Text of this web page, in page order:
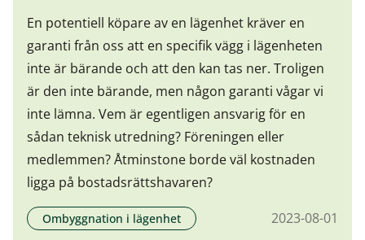
En potentiell köpare av en lägenhet kräver en
garanti från oss att en specifik vägg i lägenheten
inte är bärande och att den kan tas ner. Troligen
är den inte bärande, men någon garanti vågar vi
inte lämna. Vem är egentligen ansvarig för en
sådan teknisk utredning? Föreningen eller
medlemmen? Åtminstone borde väl kostnaden
ligga på bostadsrättshavaren?
Ombyggnation i lägenhet 2023-08-01